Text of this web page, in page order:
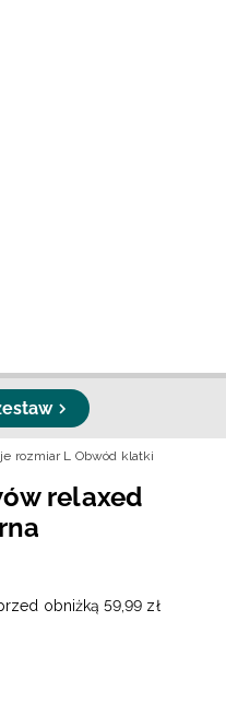
rozmiar L Obwód klatki
relaxed
obniżką 59,99 zł